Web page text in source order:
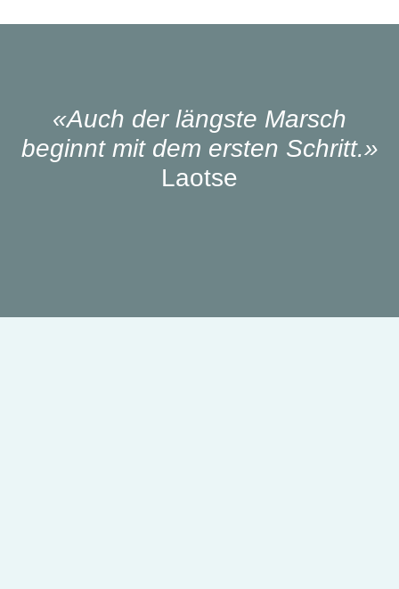
«Auch der längste Marsch
beginnt mit dem ersten Schritt.»
Laotse